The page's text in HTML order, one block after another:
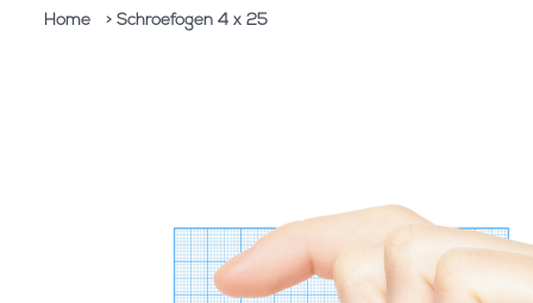
Home > Schroefogen 4 x 25